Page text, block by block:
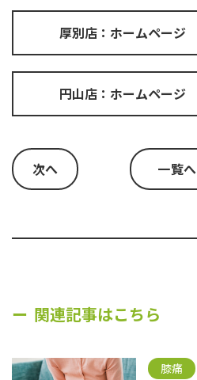
厚別店：ホームページ
円山店：ホームページ
次へ 一覧へ
関連記事はこちら
膝痛